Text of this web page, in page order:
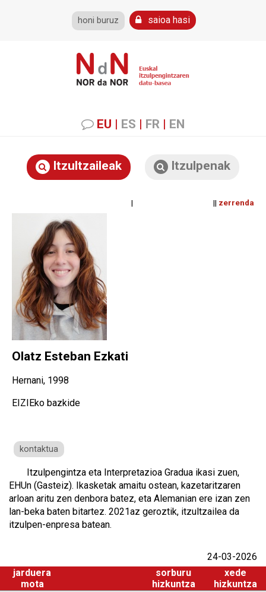
honi buruz saioa hasi
EU | ES | FR | EN
Itzultzaileak Itzulpenak
| || zerrenda
Olatz Esteban Ezkati
Hernani, 1998
EIZIEko bazkide
kontaktua
Itzulpengintza eta Interpretazioa Gradua ikasi zuen,
EHUn (Gasteiz). Ikasketak amaitu ostean, kazetaritzaren
arloan aritu zen denbora batez, eta Alemanian ere izan zen
lan-beka baten bitartez. 2021az geroztik, itzultzailea da
itzulpen-enpresa batean.
24-03-2026
jarduera
mota
sorburu
hizkuntza
xede
hizkuntza